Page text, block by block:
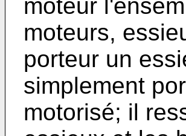
moteur
moteurs,
porteur un
simplement
motorisé; il